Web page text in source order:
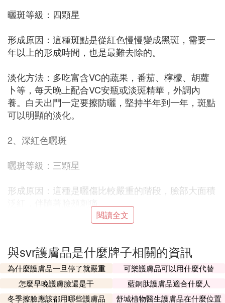
曬斑等級：四顆星
形成原因：這種斑點是從紅色慢慢變成黑斑，需要一
年以上的形成時間，也是最難去除的。
淡化方法：多吃富含VC的蔬果，番茄、檸檬、胡蘿
卜等，每天晚上配合VC安瓶或淡斑精華，外調內
養。白天出門一定要擦防曬，堅持半年到一年，斑點
可以明顯的淡化。
2、深紅色曬斑
曬斑等級：三顆星
形成原因：這種是曬傷比較嚴重的階段，臉部大面積
淡化方法：用礦泉水噴霧浸泡紙膜後濕敷，然後用
置，按摩吸收。白天出門要塗防曬，選擇無酒精的。
3、曬傷型曬斑
閱讀全文
與svr護膚品是什麼牌子相關的資訊
為什麼護膚品一旦停了就嚴重
可樂護膚品可以用什麼代替
怎麼早晚護膚臉還是干
藍銅肽護膚品適合什麼人
冬季擦臉應該都用哪些護膚品
舒城植物醫生護膚品在什麼位置